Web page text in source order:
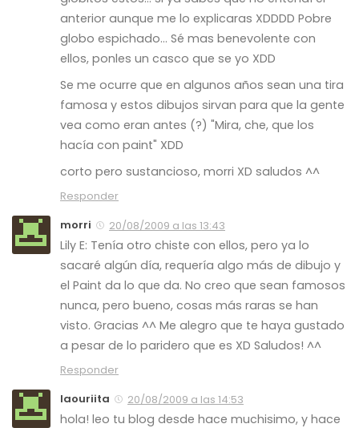
anterior aunque me lo explicaras XDDDD Pobre
globo espichado… Sé mas benevolente con
ellos, ponles un casco que se yo XDD
Se me ocurre que en algunos años sean una tira
famosa y estos dibujos sirvan para que la gente
vea como eran antes (?) "Mira, che, que los
hacía con paint" XDD
corto pero sustancioso, morri XD saludos ^^
Responder
morri
20/08/2009 a las 13:43
Lily E: Tenía otro chiste con ellos, pero ya lo
sacaré algún día, requería algo más de dibujo y
el Paint da lo que da. No creo que sean famosos
nunca, pero bueno, cosas más raras se han
visto. Gracias ^^ Me alegro que te haya gustado
a pesar de lo paridero que es XD Saludos! ^^
Responder
laouriita
20/08/2009 a las 14:53
hola! leo tu blog desde hace muchisimo, y hace